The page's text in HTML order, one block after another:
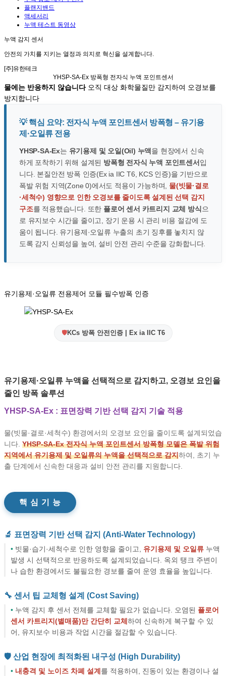
플랜지밴드
액세서리
누액 테스트 동영상
누액 감지 센서
안전의 가치 를 지키는 열정과 의지 로 혁신을 설계합니다.
[주]유한테크
YHSP-SA-Ex 방폭형 전자식 누액 포인트센서
물에는 반응하지 않습니다오직 대상 화학물질만 감지하여 오경보를
방지합니다
💡 핵심 요약: 전자식 누액 포인트센서 방폭형 – 유기용
제·오일류 전용
YHSP-SA-Ex는 유기용제 및 오일(Oil) 누액을 현장에서 신속
하게 포착하기 위해 설계된 방폭형 전자식 누액 포인트센서 입
니다. 본질안전 방폭 인증(Ex ia IIC T6, KCS 인증)을 기반으로
폭발 위험 지역(Zone 0)에서도 적용이 가능하며, 물(빗물·결로
·세척수) 영향으로 인한 오경보를 줄이도록 설계된 선택 감지
구조를 적용했습니다. 또한 플로어 센서 카트리지 교체 방식 으
로 유지보수 시간을 줄이고, 장기 운용 시 관리 비용 절감에 도
움이 됩니다. 유기용제·오일류 누출의 초기 징후를 놓치지 않
도록 감지 신뢰성을 높여, 설비 안전 관리 수준을 강화합니다.
유기용제·오일류 전용제어 모듈 필수방폭 인증
🛡️KCs 방폭 안전인증 | Ex ia IIC T6
유기용제·오일류 누액을 선택적으로 감지하고, 오경보 요인을
줄인 방폭 솔루션
YHSP-SA-Ex : 표면장력 기반 선택 감지 기술 적용
물(빗물·결로·세척수) 환경에서의 오경보 요인을 줄이도록 설계되었습
니다. YHSP-SA-Ex 전자식 누액 포인트센서 방폭형 모델은 폭발 위험
지역에서 유기용제 및 오일류의 누액을 선택적으로 감지하여, 초기 누
출 단계에서 신속한 대응과 설비 안전 관리를 지원합니다.
핵 심 기 능
🔬 표면장력 기반 선택 감지 (Anti-Water Technology)
• 빗물·습기·세척수로 인한 영향을 줄이고, 유기용제 및 오일류 누액
발생 시 선택적으로 반응하도록 설계되었습니다. 옥외 탱크 주변이
나 습한 환경에서도 불필요한 경보를 줄여 운영 효율을 높입니다.
🔧 센서 팁 교체형 설계 (Cost Saving)
• 누액 감지 후 센서 전체를 교체할 필요가 없습니다. 오염된 플로어
센서 카트리지(별매품)만 간단히 교체 하여 신속하게 복구할 수 있
어, 유지보수 비용과 작업 시간을 절감할 수 있습니다.
🛡️ 산업 현장에 최적화된 내구성 (High Durability)
• 내충격 및 노이즈 차폐 설계 를 적용하여, 진동이 있는 환경이나 설